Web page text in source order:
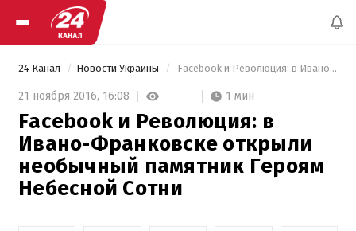
24 Канал Новости Украины Facebook и Революция: в Ивано-Франковске открыли необычный памятник Героям Небесной Сотни
21 ноября 2016, 16:08 1 мин
Facebook и Революция: в
Ивано-Франковске открыли
необычный памятник Героям
Небесной Сотни